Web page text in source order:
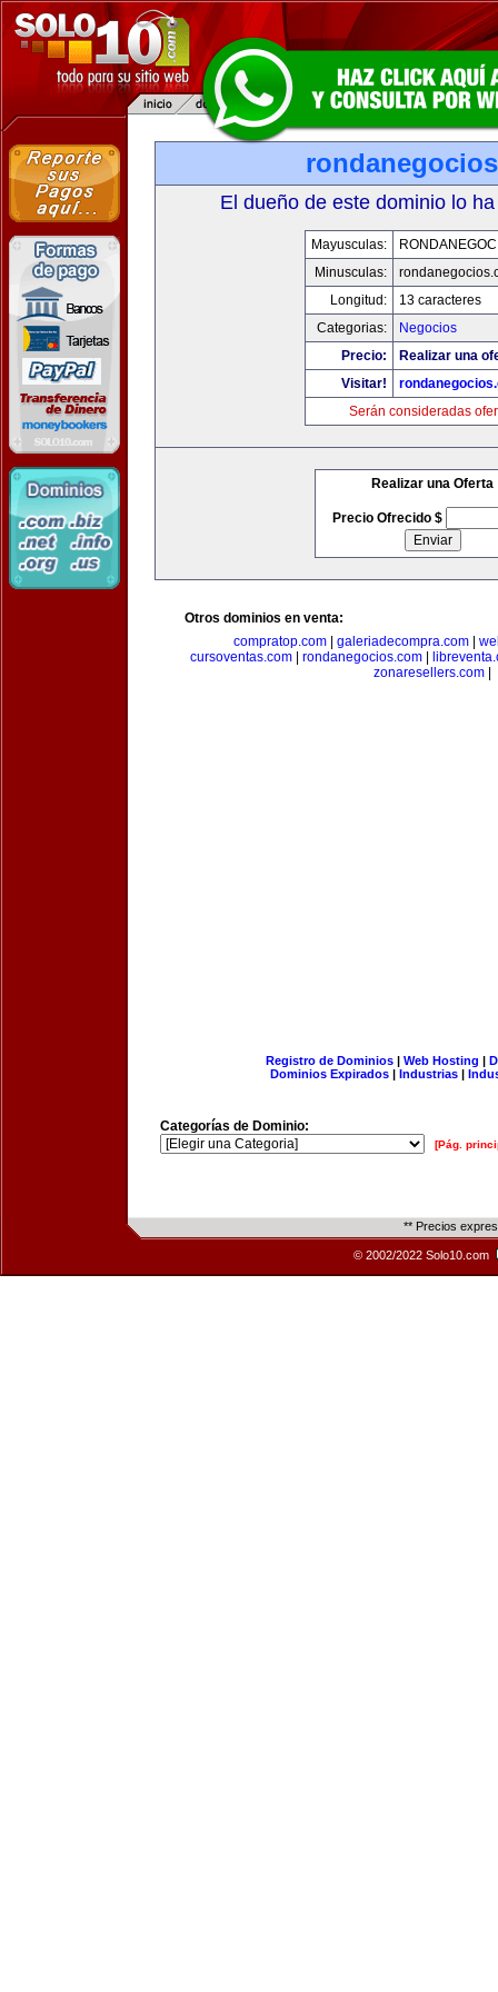
El dueño de este dominio lo
Mayusculas:
Minusculas:
Longitud:
13 caracteres
Categorias:
Negocios
Precio:
Realizar una
Visitar!
Serán consideradas
Realizar una Oferta
Precio Ofrecido $
Otros dominios en venta:
compratop.com| galeriadecompra.com|
cursoventas.com
rondanegocios.com
zonaresellers.com
Registro de Dominios| Web Hosting |
Dominios Expirados | Industrias |
Categorías de Dominio:
[Pág.
** Precios
© 2002/2022 Solo10.com